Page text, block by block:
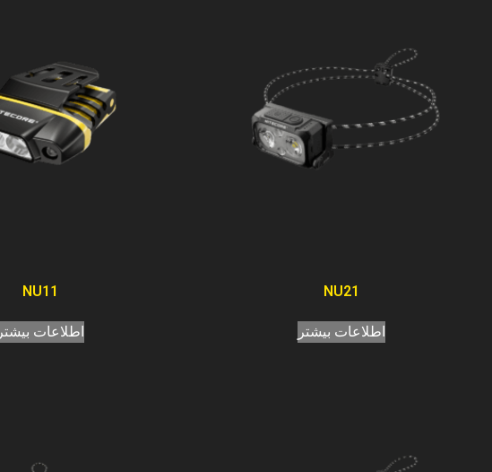
NU21
اطلاعات بیشتر
NU11
اطلاعات بیشتر